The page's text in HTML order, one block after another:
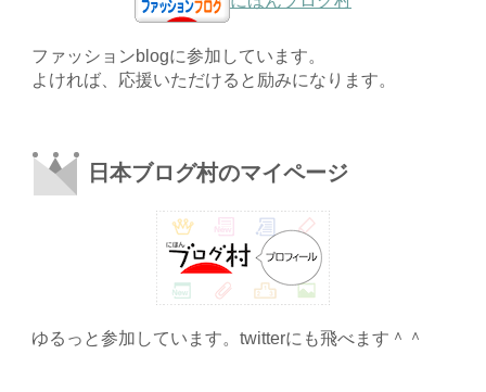
ファッションblogに参加しています。
よければ、応援いただけると励みになります。
日本ブログ村のマイページ
ゆるっと参加しています。twitterにも飛べます＾＾